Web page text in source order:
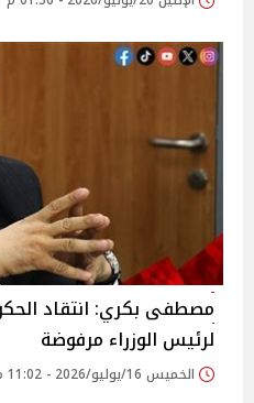
مصطفى بكري: انتقاد
لرئيس الوزراء مرفوضة
الخميس 16/يوليو/2026 - 11:02 م